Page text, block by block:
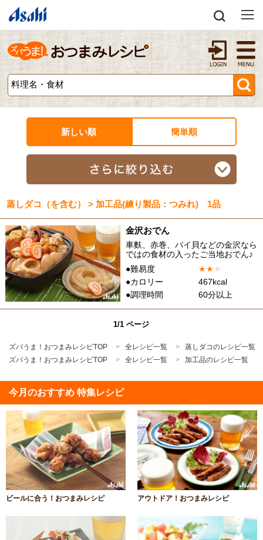
新しい順 簡単順
蒸しダコ（を含む） > 加工品(練り製品：つみれ) 1品
金沢おでん
車麩、赤巻、バイ貝などの金沢なら
ではの食材の入ったご当地おでん♪
●難易度
★★★
●カロリー
467kcal
●調理時間
60分以上
1/1 ページ
ズバうま！おつまみレシピTOP 全レシピ一覧
蒸しダコのレシピ一覧
ズバうま！おつまみレシピTOP
全レシピ一覧 加工品のレシピ一覧
今月のおすすめ 特集レシピ
ビールに合う！おつまみレシピ アウトドア！おつまみレシピ